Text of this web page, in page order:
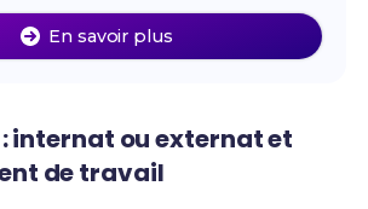
En savoir plus
internat ou externat et
de travail